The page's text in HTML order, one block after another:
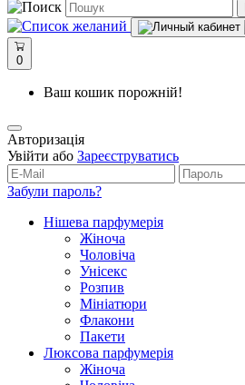
0
Ваш кошик порожній!
Авторизація
Увійти або Зареєструватись
Забули пароль?
Нішева парфумерія
Жіноча
Чоловіча
Унісекс
Розпив
Мініатюри
Флакони
Пакети
Люксова парфумерія
Жіноча